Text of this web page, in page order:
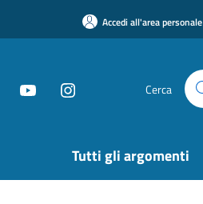
Accedi all'area personale
Cerca
Tutti gli argomenti